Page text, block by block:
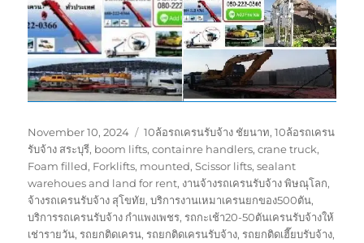
Posted
on
November 10, 2024 Tags
10ล้อรถเครนรับจ้าง ชัยนาท,10ล้อรถเครน
รับจ้าง สระบุรี, boom lifts,containre handlers,crane truck,
Foam filled, Forklifts, mounted,Scissor lifts,sealant
warehoues and land for rent, งานจ้างรถเครนรับจ้าง พิษณุโลก,
จ้างรถเครนรับจ้าง สุโขทัย,บริการงานเหมาเครนยกของ500ตัน,
บริการรถเครนรับจ้าง กำแพงเพชร,รถกะเช้า20-50ตันเครนรับจ้างให้
เช่ารายวัน,รถยกติดเครน,รถยกติดเครนรับจ้าง,รถยกติดเฮี๊ยบรับจ้าง,